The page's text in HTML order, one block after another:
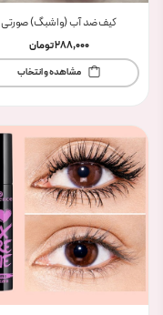
کیف ضد آب (واشبگ) صورتی
288,000تومان
مشاهده و انتخاب